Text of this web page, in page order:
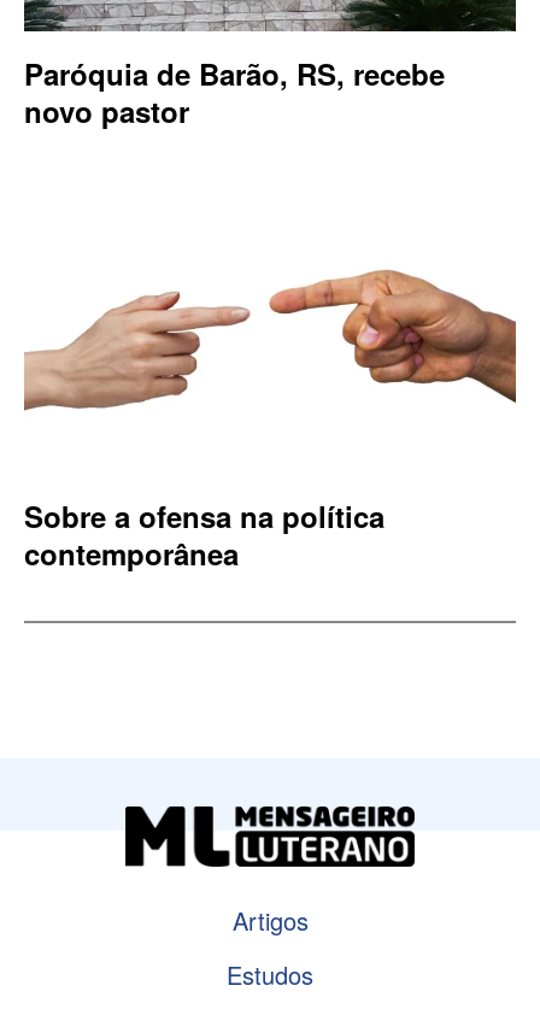
Paróquia de Barão, RS, recebe
novo pastor
Sobre a ofensa na política
contemporânea
Artigos
Estudos